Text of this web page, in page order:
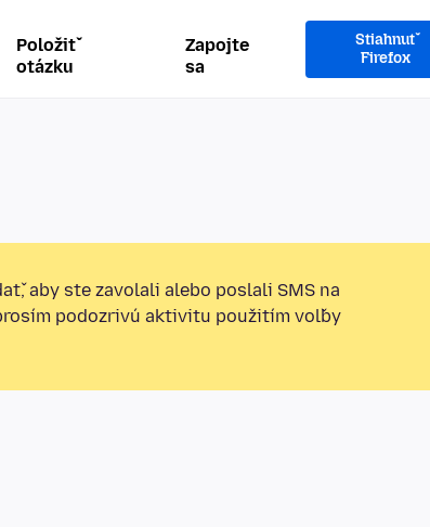
Položiť
otázku
Zapojte
sa
Stiahnuť
Firefox
aby ste zavolali alebo poslali SMS na
podozrivú aktivitu použitím voľby